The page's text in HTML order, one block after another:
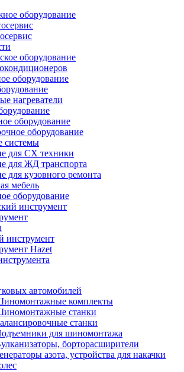
оборудование
оборудование
оборудование
нагреватели
оборудование
оборудование
системы
для СХ техники
для ЖД транспорта
для кузовного ремонта
мебель
оборудование
инструмент
инструмент
Hazet
автомобилей
комплекты
станки
станки
для шиномонтажа
борторасширители
азота, устройства для накачки